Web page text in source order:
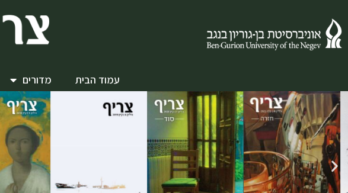
עמוד הבית מדורים